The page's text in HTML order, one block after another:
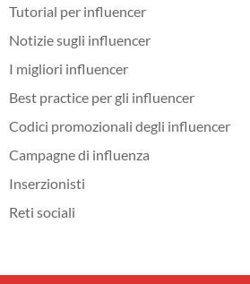
Tutorial per influencer
Notizie sugli influencer
I migliori influencer
Best practice per gli influencer
Codici promozionali degli influencer
Campagne di influenza
Inserzionisti
Reti sociali